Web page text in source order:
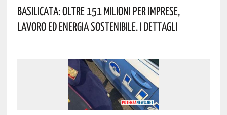
Basilicata: Oltre 151 Milioni Per Imprese,
Lavoro Ed Energia Sostenibile. I Dettagli